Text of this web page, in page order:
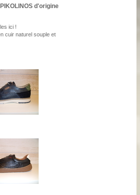
d'origine
ici !
cuir naturel souple et